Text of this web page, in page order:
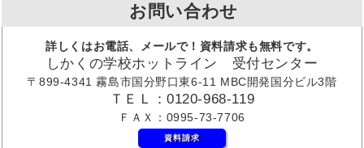
お問い合わせ
詳しくはお電話、メールで！資料請求も無料です。
しかくの学校ホットライン 受付センター
〒899-4341 霧島市国分野口東6-11 MBC開発国分ビル3階
ＴＥＬ：0120-968-119
ＦＡＸ：0995-73-7706
資料請求